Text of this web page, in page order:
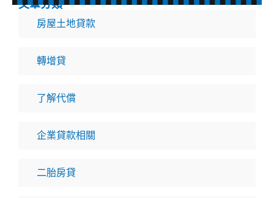
文章分類
房屋土地貸款
轉增貸
了解代償
企業貸款相關
二胎房貸